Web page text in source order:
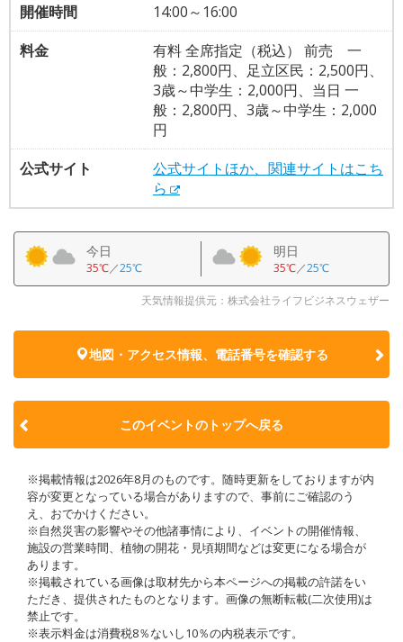
開催時間
14:00～16:00
料金
有料 全席指定（税込） 前売 一
般：2,800円、足立区民：2,500円、
3歳～中学生：2,000円、当日 一
般：2,800円、3歳～中学生：2,000
円
公式サイト
公式サイトほか、関連サイトはこち
ら
今日
35℃／25℃
明日
35℃／25℃
天気情報提供元：株式会社ライフビジネスウェザー
地図・アクセス情報、電話番号を確認する
このイベントのトップへ戻る
※掲載情報は2026年8月のものです。随時更新をしておりますが内
容が変更となっている場合がありますので、事前にご確認のう
え、おでかけください。
※自然災害の影響やその他諸事情により、イベントの開催情報、
施設の営業時間、植物の開花・見頃期間などは変更になる場合が
あります。
※掲載されている画像は取材先から本ページへの掲載の許諾をい
ただき、提供されたものとなります。画像の無断転載(二次使用)は
禁止です。
※表示料金は消費税8％ないし10％の内税表示です。